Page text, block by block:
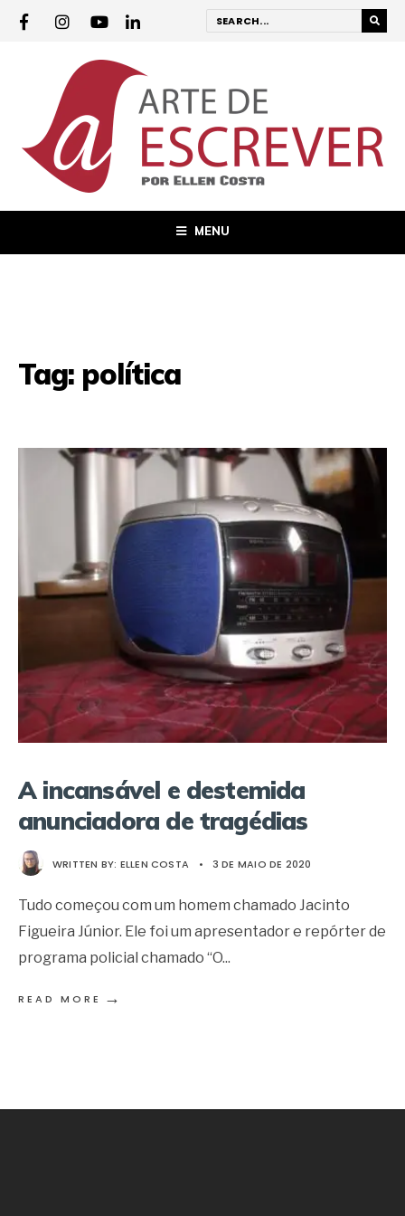
MENU
Tag: política
A incansável e destemida
anunciadora de tragédias
WRITTEN BY: ELLEN COSTA • 3 DE MAIO DE 2020
Tudo começou com um homem chamado Jacinto
Figueira Júnior. Ele foi um apresentador e repórter de
programa policial chamado “O...
READ MORE →